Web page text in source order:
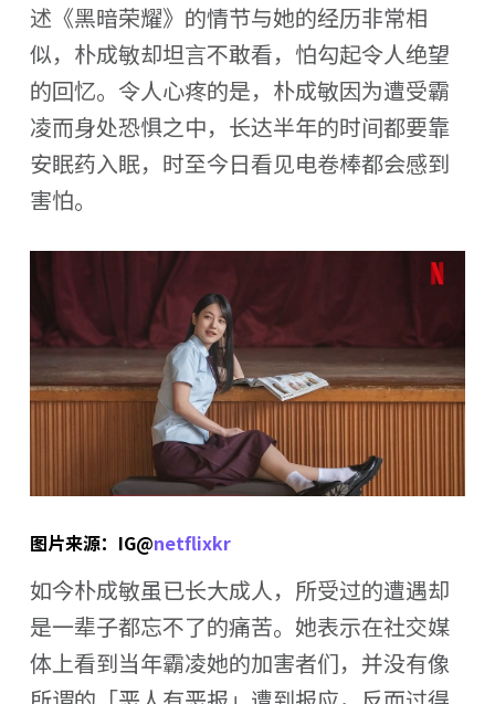
述《黑暗荣耀》的情节与她的经历非常相
似，朴成敏却坦言不敢看，怕勾起令人绝望
的回忆。令人心疼的是，朴成敏因为遭受霸
凌而身处恐惧之中，长达半年的时间都要靠
安眠药入眠，时至今日看见电卷棒都会感到
害怕。
图片来源：IG@netflixkr
如今朴成敏虽已长大成人，所受过的遭遇却
是一辈子都忘不了的痛苦。她表示在社交媒
体上看到当年霸凌她的加害者们，并没有像